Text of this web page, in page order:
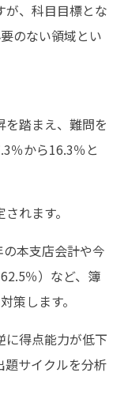
が、科目目標とな
のない領域とい
踏まえ、難問を
％から16.3％と
れます。
本支店会計や今
％）など、簿
策します。
に得点能力が低下
題サイクルを分析